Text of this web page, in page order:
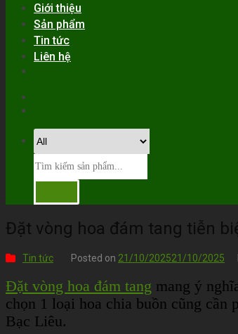
Giới thiệu
Sản phẩm
Tin tức
Liên hệ
Đặt vòng hoa đám tang tiễn
Tin tức Posted on 21/10/202521/10/2025
Đặt vòng hoa đám tang mang ý
chọn 1 loại hoa chia buồn cũng cần
Bạc Liêu.